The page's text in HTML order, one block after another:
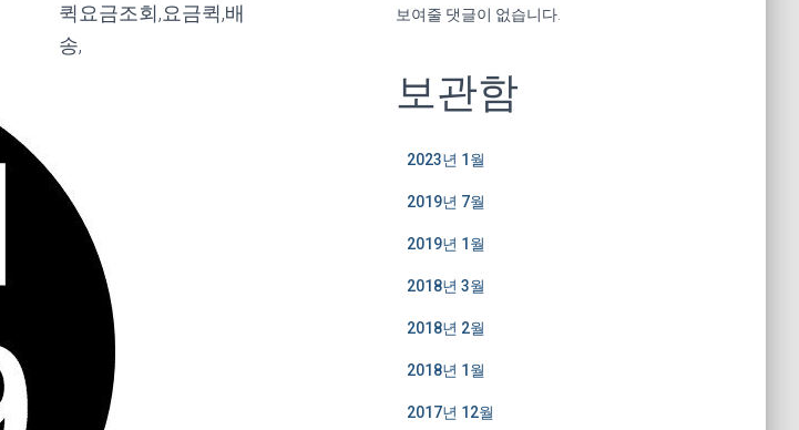
퀵요금조회,요금퀵,배
송,
보여줄 댓글이 없습니다.
보관함
2023년 1월
2019년 7월
2019년 1월
2018년 3월
2018년 2월
2018년 1월
2017년 12월